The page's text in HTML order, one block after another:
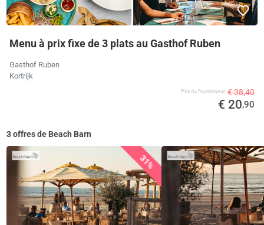
Menu à prix fixe de 3 plats au Gasthof Ruben
Gasthof Ruben
Kortrijk
Prix ​​du fournisseur € 38,40
€ 20,90
3 offres de Beach Barn
31%